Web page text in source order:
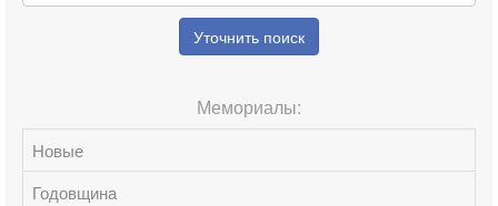
Уточнить поиск
Мемориалы:
Новые
Годовщина